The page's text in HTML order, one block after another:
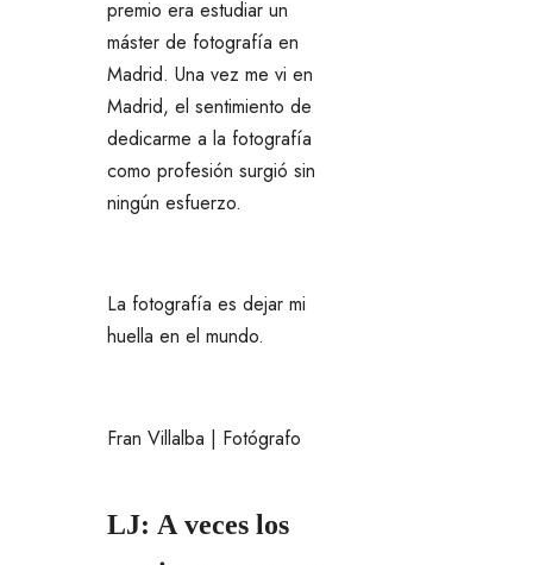
premio era estudiar un
máster de fotografía en
Madrid. Una vez me vi en
Madrid, el sentimiento de
dedicarme a la fotografía
como profesión surgió sin
ningún esfuerzo.
La fotografía es dejar mi
huella en el mundo.
Fran Villalba | Fotógrafo
LJ: A veces los